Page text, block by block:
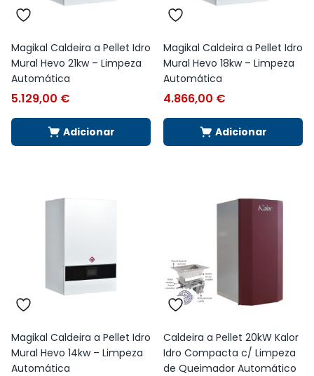
Magikal Caldeira a Pellet Idro
Mural Hevo 21kw – Limpeza
Automática
5.129,00 €
Adicionar
Magikal Caldeira a Pellet Idro
Mural Hevo 18kw – Limpeza
Automática
4.866,00 €
Adicionar
Magikal Caldeira a Pellet Idro
Mural Hevo 14kw – Limpeza
Automática
Caldeira a Pellet 20kW Kalor
Idro Compacta c/ Limpeza
de Queimador Automático